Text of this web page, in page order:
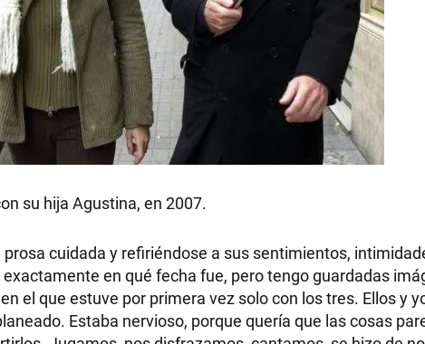
su hija Agustina, en 2007.
cuidada y refiriéndose a sus sentimientos,
en qué fecha fue, pero tengo guardadas
el que estuve por primera vez solo con los tres. Ellos y
Estaba nervioso, porque quería que las cosas